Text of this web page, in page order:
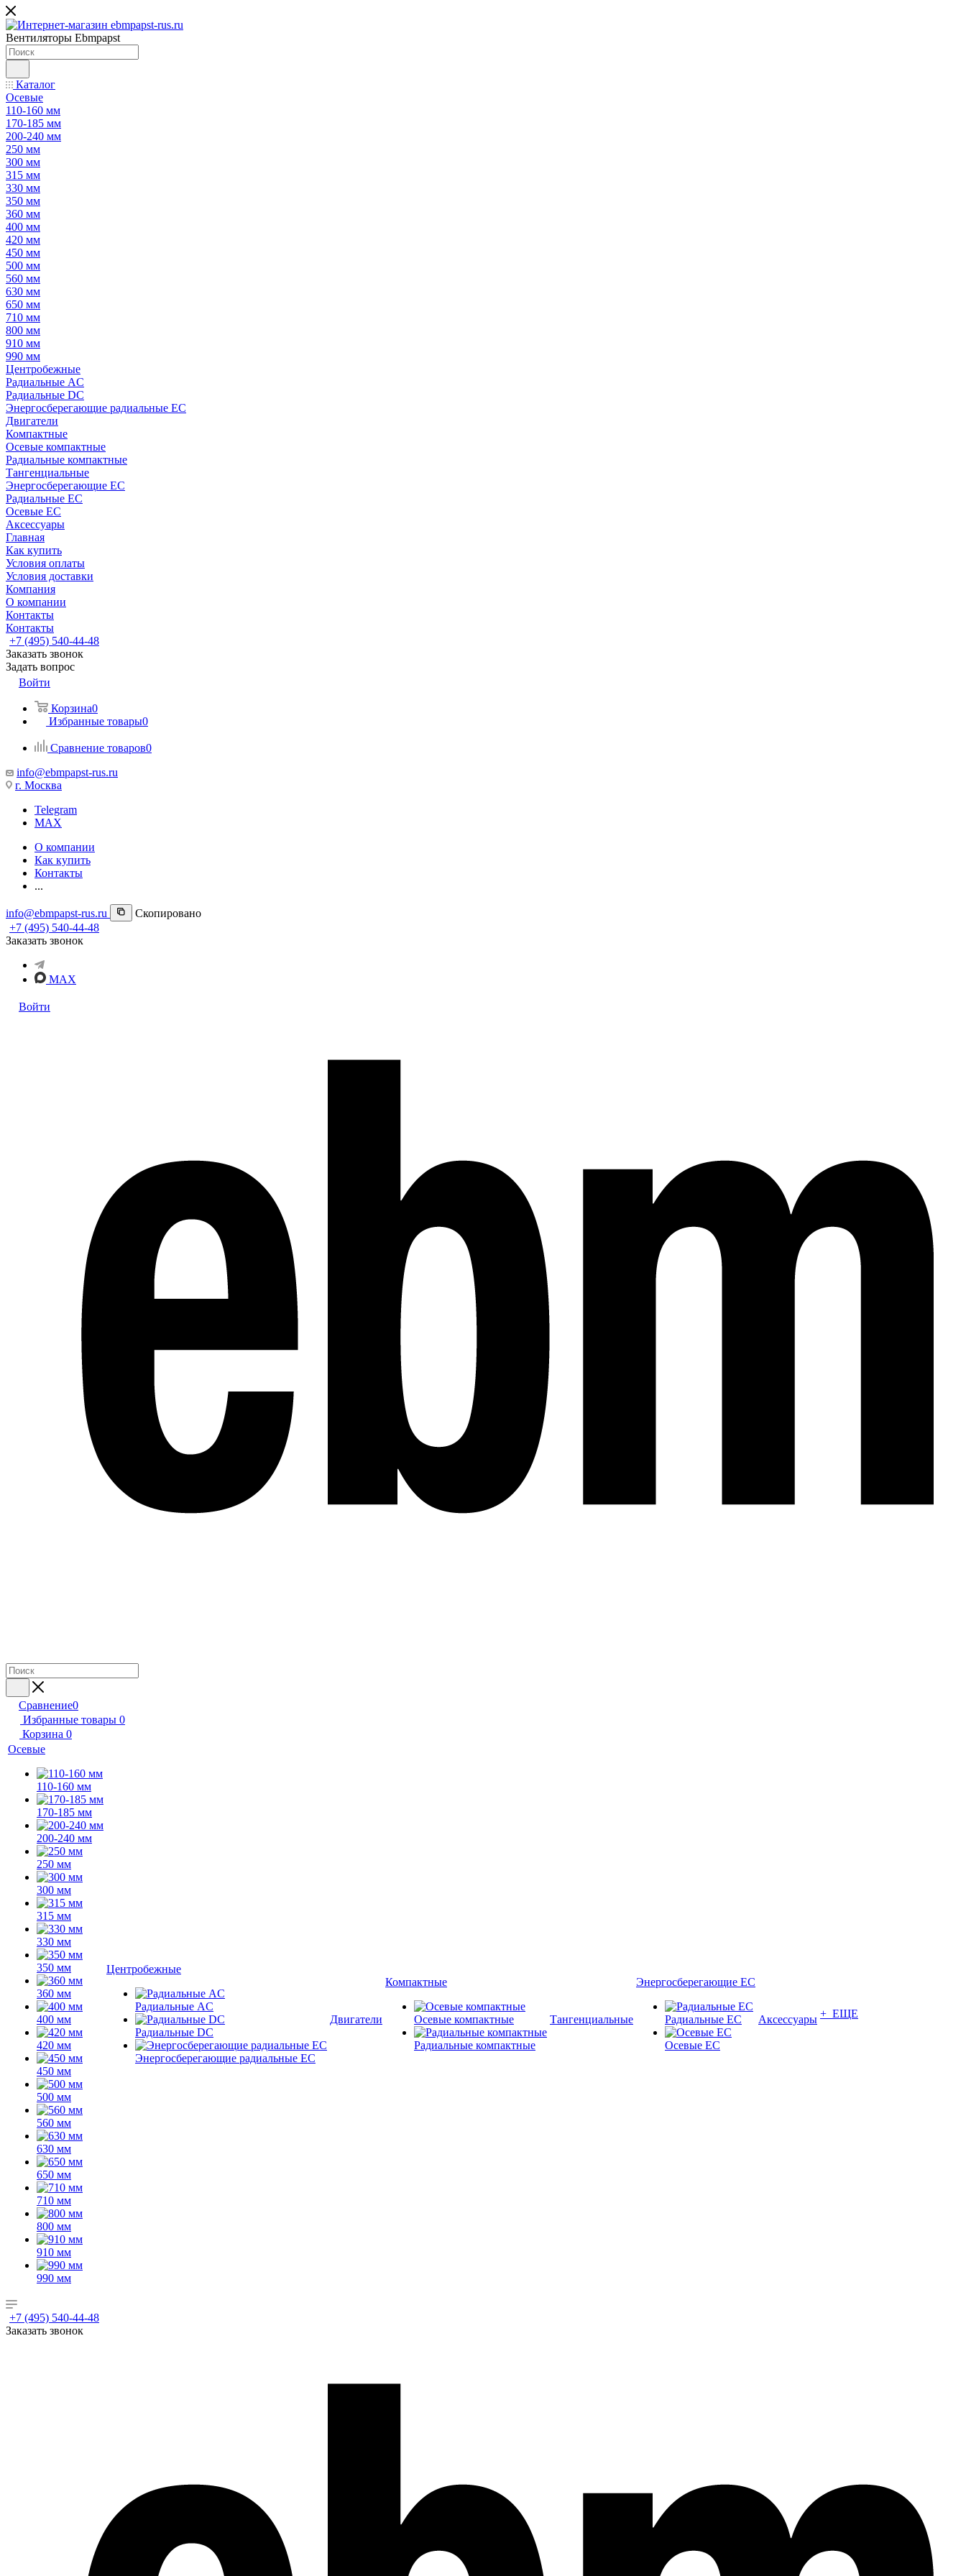
Вентиляторы Ebmpapst
Каталог
Осевые
110-160 мм
170-185 мм
200-240 мм
250 мм
300 мм
315 мм
330 мм
350 мм
360 мм
400 мм
420 мм
450 мм
500 мм
560 мм
630 мм
650 мм
710 мм
800 мм
910 мм
990 мм
Центробежные
Радиальные AC
Радиальные DC
Энергосберегающие радиальные EC
Двигатели
Компактные
Осевые компактные
Радиальные компактные
Тангенциальные
Энергосберегающие EC
Радиальные EC
Осевые EC
Аксессуары
Главная
Как купить
Условия оплаты
Условия доставки
Компания
О компании
Контакты
Контакты
+7 (495) 540-44-48
Заказать звонок
Задать вопрос
Войти
Корзина0
Избранные товары0
Сравнение товаров0
info@ebmpapst-rus.ru
г. Москва
Telegram
MAX
О компании
Как купить
Контакты
...
info@ebmpapst-rus.ru
Скопировано
+7 (495) 540-44-48
Заказать звонок
MAX
Войти
Сравнение0
Избранные товары 0
Корзина 0
Осевые
110-160 мм
170-185 мм
200-240 мм
250 мм
300 мм
315 мм
330 мм
350 мм
360 мм
400 мм
420 мм
450 мм
500 мм
560 мм
630 мм
650 мм
710 мм
800 мм
910 мм
990 мм
Центробежные
Радиальные AC
Радиальные DC
Энергосберегающие радиальные EC
Двигатели
Компактные
Осевые компактные
Радиальные компактные
Тангенциальные
Энергосберегающие EC
Радиальные EC
Осевые EC
Аксессуары + ЕЩЕ
+7 (495) 540-44-48
Заказать звонок